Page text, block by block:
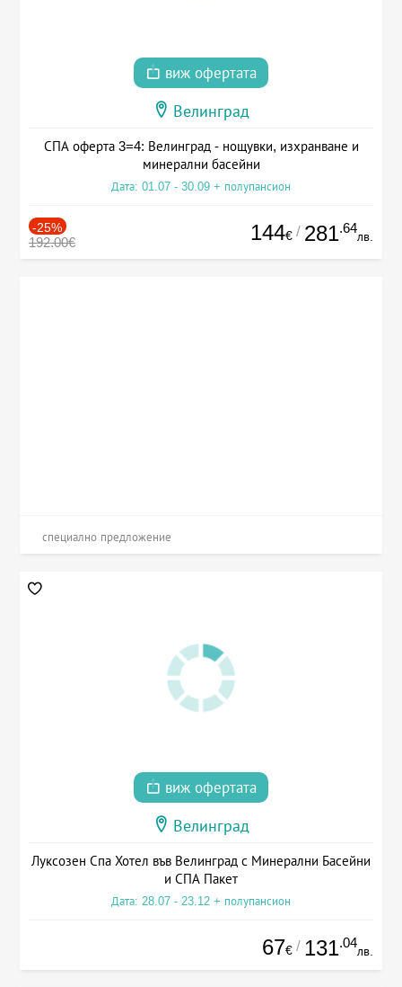
виж офертата
Велинград
СПА оферта 3=4: Велинград - нощувки, изхранване и
минерални басейни
Дата: 01.07 - 30.09 + полупансион
-25%
192.00€ 144€ / 281.64
лв.
специално предложение
виж офертата
Велинград
Луксозен Спа Хотел във Велинград с Минерални Басейни
и СПА Пакет
Дата: 28.07 - 23.12 + полупансион
67€ / 131.04
лв.